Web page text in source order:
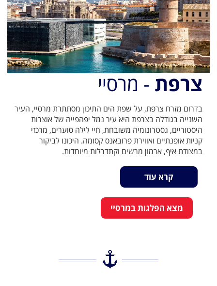
צרפת - מרסיי
בדרום מזרח צרפת, על שפת הים התיכון מסתתרת מרסיי, העיר
השנייה בגודלה בצרפת היא עיר נמל יפהפייה של אוצרות
היסטוריים, גסטרונומיה משובחת, חיי לילה סוערים, מרכזי
קניות אופנתיים ואווירת פרובאנס קסומה. היכונו לביקור
במצודת איף, ארמון מרשים וקתדרלות מיוחדות.
קרא עוד
מצא הפלגות במרסיי